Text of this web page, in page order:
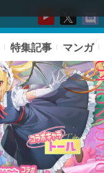
特集記事 マンガ